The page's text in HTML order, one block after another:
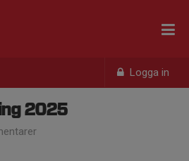
Logga in
2025